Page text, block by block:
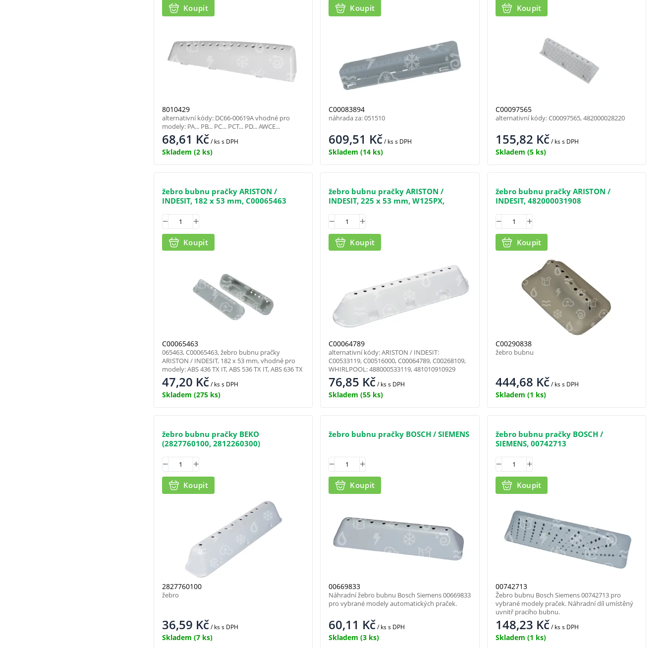
8010429
68,61 Kč/ kss DPH
Skladem (2 ks)
Koupit
alternativní kódy: DC66-00619A vhodné pro
modely: PA... PB... PC... PCT... PD... AWCE...
C00083894
609,51 Kč/ kss DPH
Skladem (14 ks)
Koupit
náhrada za: 051510
C00097565
155,82 Kč/ kss DPH
Skladem (5 ks)
Koupit
alternativní kódy: C00097565, 482000028220
žebro bubnu pračky ARISTON /
INDESIT, 182 x 53 mm, C00065463
C00065463
47,20 Kč/ kss DPH
Skladem (275 ks)
Koupit
065463, C00065463, žebro bubnu pračky
ARISTON / INDESIT, 182 x 53 mm, vhodné pro
modely: ABS 436 TX IT, ABS 536 TX IT, ABS 636 TX
žebro bubnu pračky ARISTON /
INDESIT, 225 x 53 mm, W125PX,
C00064789
76,85 Kč/ kss DPH
Skladem (55 ks)
Koupit
alternativní kódy: ARISTON / INDESIT:
C00533119, C00516000, C00064789, C00268109,
WHIRLPOOL: 488000533119, 481010910929
žebro bubnu pračky ARISTON /
INDESIT, 482000031908
C00290838
444,68 Kč/ kss DPH
Skladem (1 ks)
Koupit
žebro bubnu
žebro bubnu pračky BEKO
(2827760100, 2812260300)
2827760100
36,59 Kč/ kss DPH
Skladem (7 ks)
Koupit
žebro
žebro bubnu pračky BOSCH / SIEMENS
00669833
60,11 Kč/ kss DPH
Skladem (3 ks)
Koupit
Náhradní žebro bubnu Bosch Siemens 00669833
pro vybrané modely automatických praček.
žebro bubnu pračky BOSCH /
SIEMENS, 00742713
00742713
148,23 Kč/ kss DPH
Skladem (1 ks)
Koupit
Žebro bubnu Bosch Siemens 00742713 pro
vybrané modely praček. Náhradní díl umístěný
uvnitř pracího bubnu.